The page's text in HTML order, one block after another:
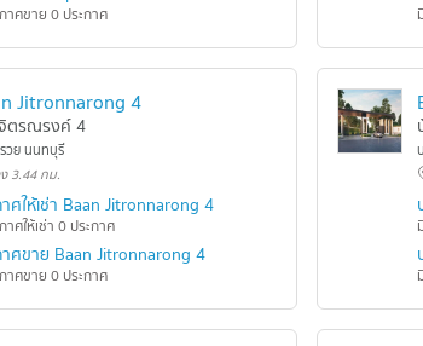
าศขาย 0 ประกาศ
Jitronnarong 4
ตรณรงค์ 4
วย นนทบุรี
3.44 กม.
าศให้เช่า Baan Jitronnarong 4
าศให้เช่า 0 ประกาศ
าศขาย Baan Jitronnarong 4
าศขาย 0 ประกาศ